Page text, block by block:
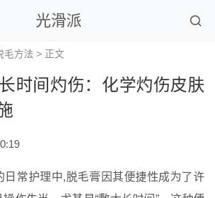
光滑派
毛方法 > 正文
时间灼伤：化学灼伤皮肤
日常护理中,脱毛膏因其便捷性成为了许